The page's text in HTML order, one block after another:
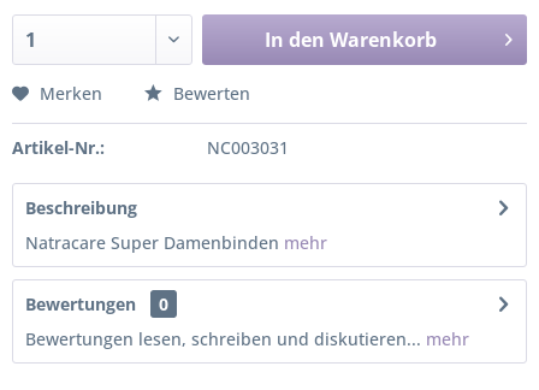
In den Warenkorb
Merken Bewerten
Artikel-Nr.: NC003031
Beschreibung
Natracare Super Damenbinden mehr
Bewertungen
0
Bewertungen lesen, schreiben und diskutieren... mehr